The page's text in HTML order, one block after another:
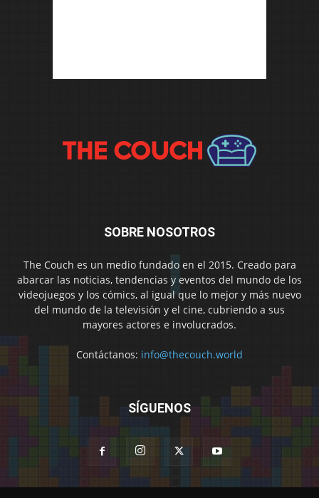
SOBRE NOSOTROS
The Couch es un medio fundado en el 2015. Creado para
abarcar las noticias, tendencias y eventos del mundo de los
videojuegos y los cómics, al igual que lo mejor y más nuevo
del mundo de la televisión y el cine, cubriendo a sus
mayores actores e involucrados.
Contáctanos: info@thecouch.world
SÍGUENOS